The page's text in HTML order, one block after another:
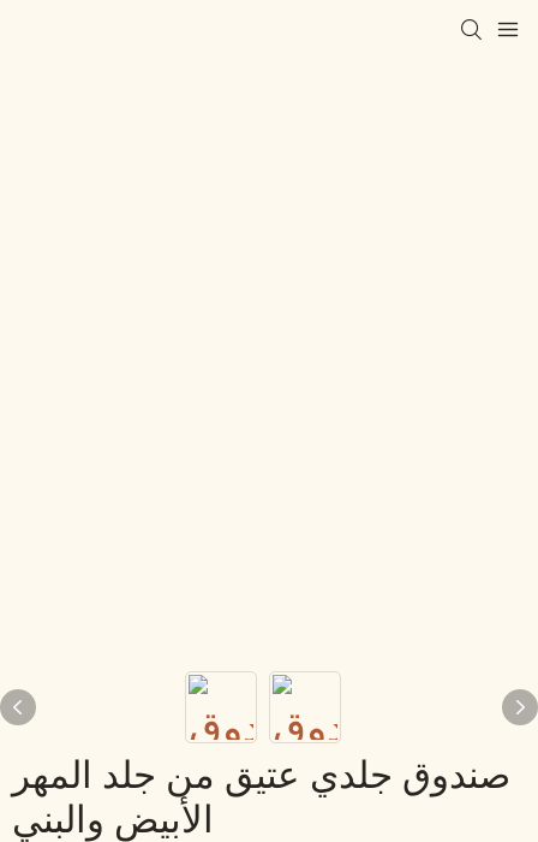
صندوق جلدي عتيق من جلد المهر
الأبيض والبني